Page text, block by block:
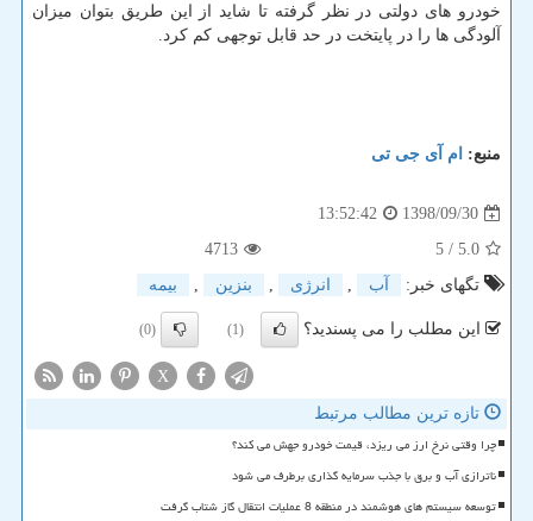
خودرو های دولتی در نظر گرفته تا شاید از این طریق بتوان میزان
آلودگی ها را در پایتخت در حد قابل توجهی كم كرد.
منبع: ام آی جی تی
1398/09/30
13:52:42
5.0
/ 5
4713
تگهای خبر:
آب , انرژی , بنزین , بیمه
این مطلب را می پسندید؟ (1)
(0)
X
تازه ترین مطالب مرتبط
چرا وقتی نرخ ارز می ریزد، قیمت خودرو جهش می کند؟
ناترازی آب و برق با جذب سرمایه گذاری برطرف می شود
توسعه سیستم های هوشمند در منطقه 8 عملیات انتقال گاز شتاب گرفت